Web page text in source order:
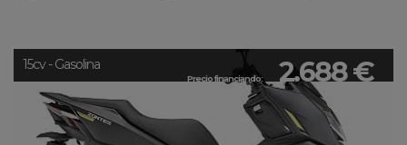
Precio financiando: 2.688 €
15cv - Gasolina